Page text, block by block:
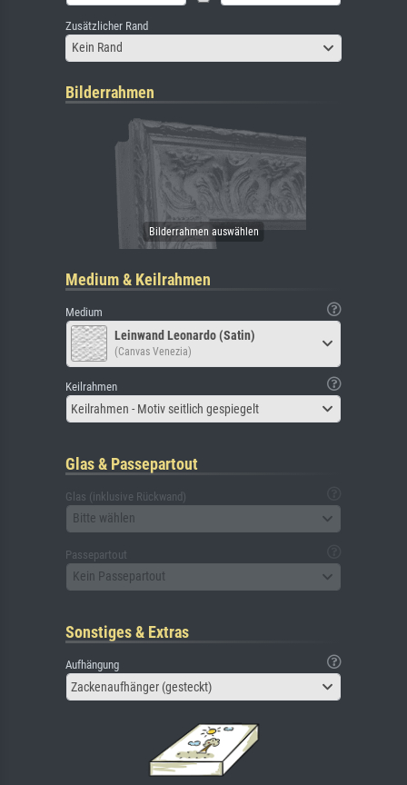
Zusätzlicher Rand
Kein Rand
Bilderrahmen
Medium & Keilrahmen
Medium
Leinwand Leonardo (Satin)
(Canvas Venezia)
Keilrahmen
Keilrahmen - Motiv seitlich gespiegelt
Glas & Passepartout
Glas (inklusive Rückwand)
Bitte wählen
Passepartout
Kein Passepartout
Sonstiges & Extras
Aufhängung
Zackenaufhänger (gesteckt)